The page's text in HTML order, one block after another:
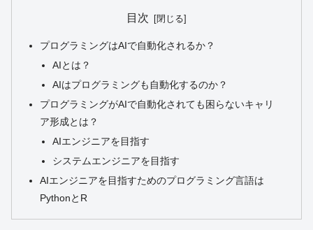
目次
プログラミングはAIで自動化されるか？
AIとは？
AIはプログラミングも自動化するのか？
プログラミングがAIで自動化されても困らないキャリ
ア形成とは？
AIエンジニアを目指す
システムエンジニアを目指す
AIエンジニアを目指すためのプログラミング言語は
PythonとR